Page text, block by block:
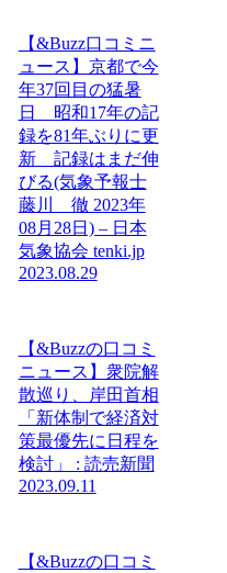
【&Buzz口コミニ
ュース】京都で今
年37回目の猛暑
日 昭和17年の記
録を81年ぶりに更
新 記録はまだ伸
びる(気象予報士
藤川 徹 2023年
08月28日) – 日本
気象協会 tenki.jp
2023.08.29
【&Buzzの口コミ
ニュース】衆院解
散巡り、岸田首相
「新体制で経済対
策最優先に日程を
検討」 : 読売新聞
2023.09.11
【&Buzzの口コミ